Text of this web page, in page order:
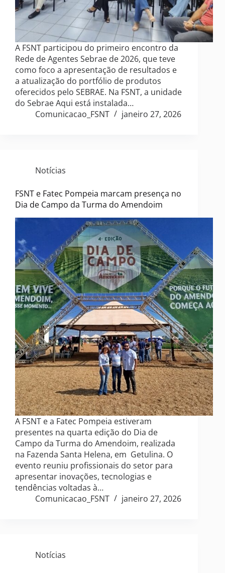
A FSNT participou do primeiro encontro da
Rede de Agentes Sebrae de 2026, que teve
como foco a apresentação de resultados e
a atualização do portfólio de produtos
oferecidos pelo SEBRAE. Na FSNT, a unidade
do Sebrae Aqui está instalada…
Comunicacao_FSNT
janeiro 27, 2026
Notícias
FSNT e Fatec Pompeia marcam presença no
Dia de Campo da Turma do Amendoim
A FSNT e a Fatec Pompeia estiveram
presentes na quarta edição do Dia de
Campo da Turma do Amendoim, realizada
na Fazenda Santa Helena, em Getulina. O
evento reuniu profissionais do setor para
apresentar inovações, tecnologias e
tendências voltadas à…
Comunicacao_FSNT
janeiro 27, 2026
Notícias